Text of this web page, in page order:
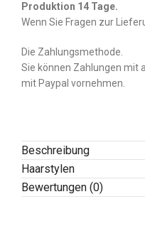
Produktion 14 Tage.
Wenn Sie Fragen zur
Die Zahlungsmethode.
Sie können Zahlungen mit
mit Paypal vornehmen.
Beschreibung
Haarstylen
Bewertungen (0)